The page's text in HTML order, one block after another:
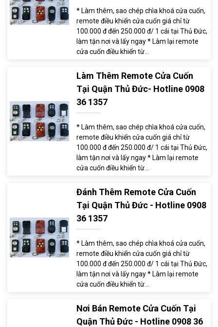
* Làm thêm, sao chép chìa khoá cửa cuốn,
remote điều khiển cửa cuốn giá chỉ từ
100.000 đ đến 250.000 đ/ 1 cái tại Thủ Đức,
làm tận nơi và lấy ngay * Làm lại remote
cửa cuốn điều khiển từ...
Làm Thêm Remote Cửa Cuốn
Tại Quận Thủ Đức- Hotline 0908
36 1357
* Làm thêm, sao chép chìa khoá cửa cuốn,
remote điều khiển cửa cuốn giá chỉ từ
100.000 đ đến 250.000 đ/ 1 cái tại Thủ Đức,
làm tận nơi và lấy ngay * Làm lại remote
cửa cuốn điều khiển từ...
Đánh Thêm Remote Cửa Cuốn
Tại Quận Thủ Đức - Hotline 0908
36 1357
* Làm thêm, sao chép chìa khoá cửa cuốn,
remote điều khiển cửa cuốn giá chỉ từ
100.000 đ đến 250.000 đ/ 1 cái tại Thủ Đức,
làm tận nơi và lấy ngay * Làm lại remote
cửa cuốn điều khiển từ...
Nơi Bán Remote Cửa Cuốn Tại
Quận Thủ Đức - Hotline 0908 36